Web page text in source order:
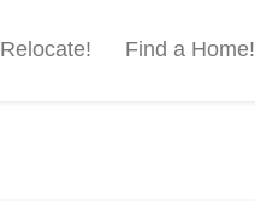
Relocate! Find a Home!